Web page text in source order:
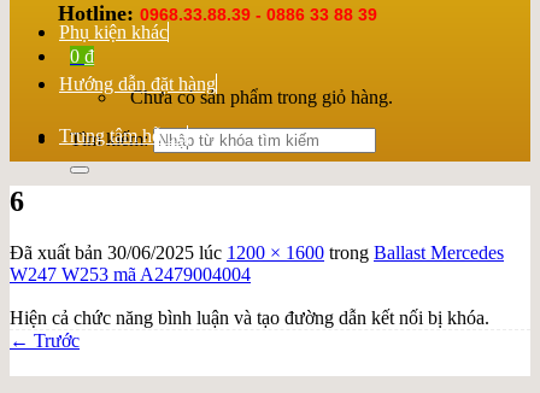
Hotline: 0968.33.88.39 - 0886 33 88 39
0 ₫
Chưa có sản phẩm trong giỏ hàng.
Tìm kiếm:
Phụ kiện khác
Hướng dẫn đặt hàng
Trung tâm hỗ trợ
6
Đã xuất bản 30/06/2025 lúc 1200 × 1600 trong Ballast Mercedes
W247 W253 mã A2479004004
Hiện cả chức năng bình luận và tạo đường dẫn kết nối bị khóa.
← Trước